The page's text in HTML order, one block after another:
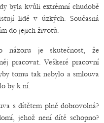
byla kvůli extrémní chudobě
lidé v úzkých. Současná
do jejich životů.
názoru je skutečnost, že
pracovat. Veškeré pracovní
tomu tak nebylo a smlouva
by k ní.
s dítětem plně dobrovolná?
jehož není dítě schopno?